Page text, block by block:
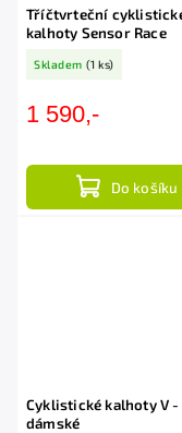
Tříčtvrteční
kalhoty Sensor Race
Skladem (1 ks)
1 590,-
Do košíku
Cyklistické kalhoty V -
dámské